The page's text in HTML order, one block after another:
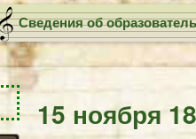
Сведения об
15 ноября